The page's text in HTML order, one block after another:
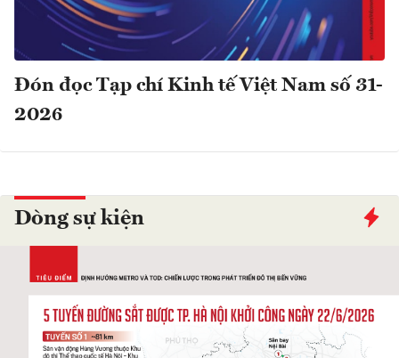
Dòng sự kiện
Đón đọc Tạp chí Kinh tế Việt Nam số 31-
2026